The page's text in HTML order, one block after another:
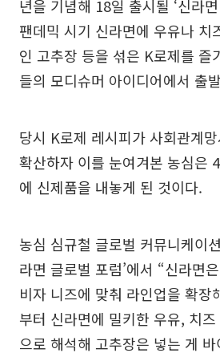
년을 기념해 18일 출시될 ‘신라
팬데믹 시기 신라면에 우유나 치
인 고추장 등을 섞은 K로제를 즐
들의 모디슈머 아이디어에서 출
당시 K로제 레시피가 사회관계
확산하자 이를 눈여겨본 농심은
에 신제품을 내놓게 된 것이다.
농심 심규철 글로벌 커뮤니케이
라면 글로벌 포럼’에서 “신라면
비자 니즈에 맞춰 라인업을 확장
부터 신라면에 밀키한 우유, 치
으로 해석해 고추장은 넣는 게